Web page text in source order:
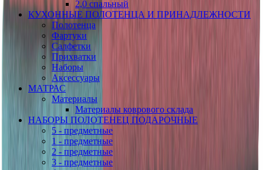
2,0 спальный
КУХОННЫЕ ПОЛОТЕНЦА И ПРИНАДЛЕЖНОСТИ
Полотенца
Фартуки
Салфетки
Прихватки
Наборы
Аксессуары
МАТРАС
Материалы
Материалы коврового склада
НАБОРЫ ПОЛОТЕНЕЦ ПОДАРОЧНЫЕ
5 - предметные
1 - предметные
2 - предметные
3 - предметные